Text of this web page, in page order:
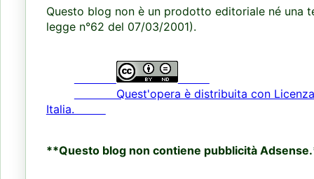
Questo blog non è un prodotto editoriale né una
legge n°62 del 07/03/2001).
Quest'opera è distribuita con Licenza
Italia.
**Questo blog non contiene pubblicità